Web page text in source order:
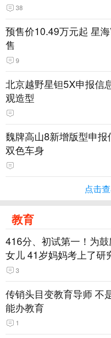
38
预售价10.49万元起 星
售
9
北京越野星钽5X申报信
观造型
魏牌高山8新增版型申报
双色车身
点击
教育
416分、初试第一！为
女儿 41岁妈妈考上了研
3
传销头目变教育导师 不
能办教育
1